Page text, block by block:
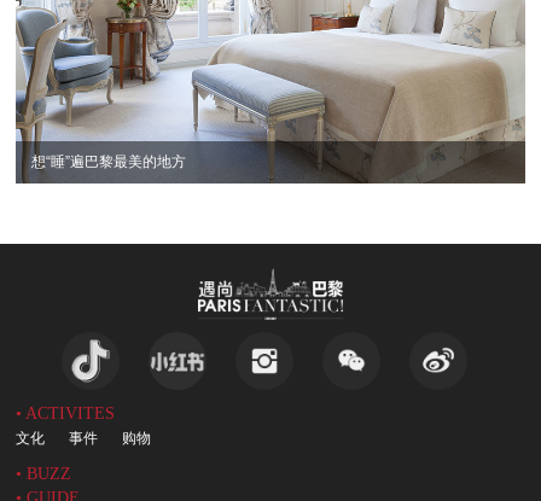
想“睡”遍巴黎最美的地方
• ACTIVITES
文化 事件 购物
• BUZZ